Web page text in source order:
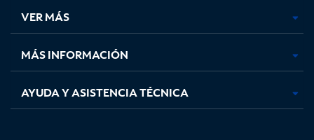
pestaña
nueva
pestaña
nueva
pestaña
nuevanueva
VER MÁS
MÁS INFORMACIÓN
AYUDA Y ASISTENCIA TÉCNICA